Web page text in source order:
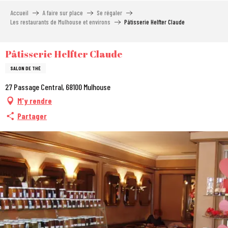
Accueil A faire sur place
Se régaler
Les restaurants de Mulhouse et environs
Pâtisserie Helfter Claude
Pâtisserie Helfter Claude
SALON DE THÉ
27 Passage Central, 68100 Mulhouse
M'y rendre
Partager